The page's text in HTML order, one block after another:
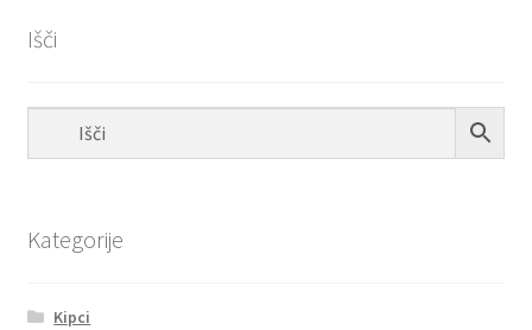
Išči
Kategorije
Kipci